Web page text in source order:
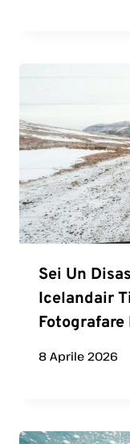
Sei Un
Icelandair
Fotografare
8 Aprile 2026